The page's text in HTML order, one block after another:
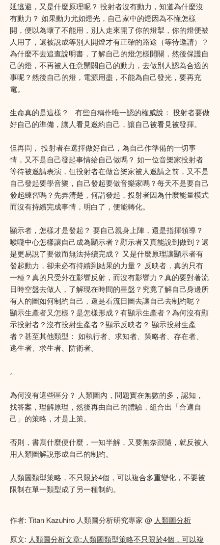
延逃避，又是什麼原理呢？ 投射者沒有動力，知道為什麼沒
有動力？ 如果動力尤如燈光，自己家中的燈因為不懂怎樣
開，便以為壞了不能用，別人走來開了你的燈掣，你的燈便被
人用了，還被說成等別人開燈才有正確的路途（等待邀請）？
為什麼不去追查說明書，了解自己的燈怎樣開關，然後保護自
己的燈，不再被人任意開關自己的動力，去做別人認為合適的
事呢？然後自己的燈，電源用盡，不能為自己發光，要再充
電。
生命真的是這樣？ 有些自稱作唯一認的權威說： 投射者要做
好自己的準備，讓人看見邀約自己，讓自己被看見被發揮。
但再問， 投射者在選擇做好自己，為自己作準備的一切事
情，又不是自己發起事情給自己做嗎？ 如一位音樂家投射者
等待被邀請表演，但投射者在做音樂家被人邀請之前，又不是
自己發起要學音樂，自己發起要做音樂家嗎？每天不是要自己
發起練習嗎？先弄清楚，何謂發起，投射者因為什麼能量模式
而沒有持續完成事情，明白了，便能轉化。
顯示者，怎樣才是發起？ 要自己親身上陣，還是指揮領導？
喉嚨中心怎樣讓自己成為顯示者？顯示者又真能說到做到？還
是更易說了要做而無法持續完成？ 又是什麼原理讓顯示者有
發起動力，卻未必有持續到結果的力量？ 反映者，真的只有
一種？真的只受外在影響反射，而沒有影響力？真的要對著流
日時空盤去做人，了解現在時間的星盤？究竟了解自己身邊所
有人的圖如何制約自己，還是看流日圖去讓自己去制約呢？
顯示生產者又怎樣？是怎樣形成？有顯示生產者？為何沒有顯
示投射者？沒有投射生產者？顯示反映者？ 顯示投射生產
者？甚至其他類型： 如執行者、求知者、策略者、存在者、
逃生者、求生者、防衛者。
。
為何沒有這些區分？ 人類圖內，問題實在無數的多，認知，
找答案，理解原理，然後再由自己的體驗，組合出「合適自
己」的策略，才是上策。
否則，書寫什麼便什麼，一知半解，又要無奈跟隨，就反被人
用人類圖解說形成自己的制約。
人類圖類型策略，不只限於4個，可以複合多重變化，不要被
限制在單一類型成了另一種制約。
作者: Titan Kazuhiro 人類圖分析研究專家 @ 人類圖分析
原文: 人類圖分析文章:人類圖類型策略不只限於4個，可以複